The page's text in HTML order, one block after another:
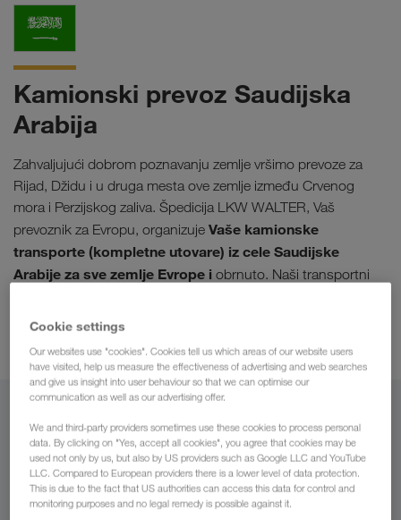
Kamionski prevoz Saudijska
Arabija
Zahvaljujući dobrom poznavanju zemlje vršimo prevoze za
Rijad, Džidu i u druga mesta ove zemlje između Crvenog
mora i Perzijskog zaliva. Špedicija LKW WALTER, Vaš
prevoznik za Evropu, organizuje Vaše kamionske
transporte (kompletne utovare) iz cele Saudijske
Arabije za sve zemlje Evrope i obrnuto. Naši transportni
Vam
besprekoran tok prevoza.
Srbija
Cookie settings
Our websites use "cookies". Cookies tell us which areas of our website users
have visited, help us measure the effectiveness of advertising and web searches
and give us insight into user behaviour so that we can optimise our
communication as well as our advertising offer.
We and third-party providers sometimes use these cookies to process personal
data. By clicking on "Yes, accept all cookies", you agree that cookies may be
used not only by us, but also by US providers such as Google LLC and YouTube
LLC. Compared to European providers there is a lower level of data protection.
This is due to the fact that US authorities can access this data for control and
monitoring purposes and no legal remedy is possible against it.